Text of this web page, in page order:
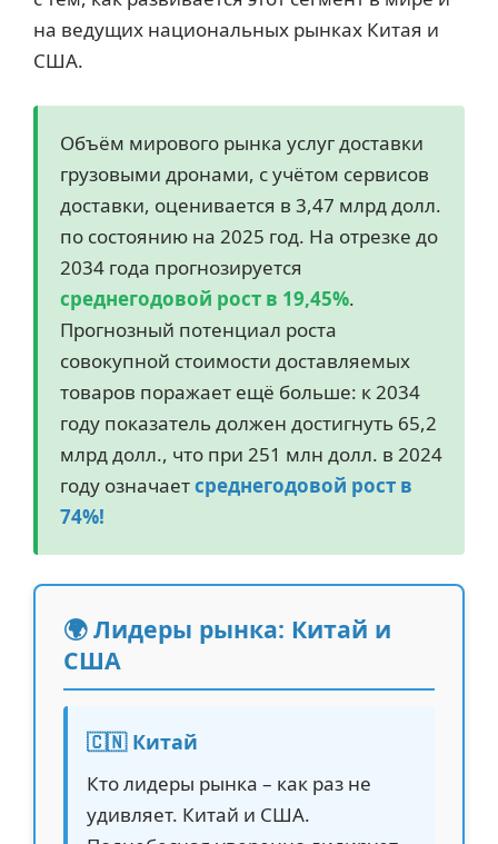
на ведущих национальных рынках Китая и
США.
Объём мирового рынка услуг доставки
грузовыми дронами, с учётом сервисов
доставки, оценивается в 3,47 млрд долл.
по состоянию на 2025 год. На отрезке до
2034 года прогнозируется
среднегодовой рост в 19,45%.
Прогнозный потенциал роста
совокупной стоимости доставляемых
товаров поражает ещё больше: к 2034
году показатель должен достигнуть 65,2
млрд долл., что при 251 млн долл. в 2024
году означаетсреднегодовой рост в
74%!
🌍 Лидеры рынка: Китай и
США
🇨🇳 Китай
Кто лидеры рынка – как раз не
удивляет. Китай и США.